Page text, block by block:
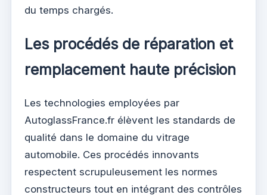
du temps chargés.
Les procédés de réparation et
remplacement haute précision
Les technologies employées par
AutoglassFrance.fr élèvent les standards de
qualité dans le domaine du vitrage
automobile. Ces procédés innovants
respectent scrupuleusement les normes
constructeurs tout en intégrant des contrôles